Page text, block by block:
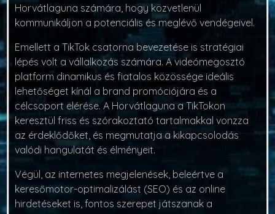
Horvátlaguna számára, hogy közvetlenül
kommunikáljon a potenciális és meglévő vendégeivel.
Emellett a TikTok csatorna bevezetése is stratégiai
lépés volt a vállalkozás számára. A videómegosztó
platform dinamikus és fiatalos közössége ideális
lehetőséget kínál a brand promóciójára és a
célcsoport elérése. A Horvátlaguna a TikTokon
keresztül friss és szórakoztató tartalmakkal vonzza
az érdeklődőket, és megmutatja a kikapcsolodás
valódi hangulatát és élményeit.
Végül, az internetes megjelenések, beleértve a
keresőmotor-optimalizálást (SEO) és az online
hirdetéseket is, fontos szerepet játszanak a